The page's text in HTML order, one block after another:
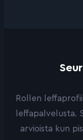
Rollen
leffapalvelusta.
arvioista kun